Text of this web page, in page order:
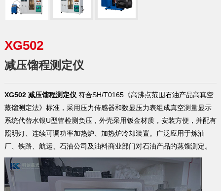
XG502
减压馏程测定仪
XG502 减压馏程测定仪符合SH/T0165《高沸点范围石油产品高真空
蒸馏测定法》标准，采用压力传感器和数显压力表组成真空测量显示
系统代替水银U型管检测负压，外壳采用钣金材质，安装方便，并配有
照明灯、连续可调功率加热炉、加热炉冷却装置。广泛应用于炼油
厂、铁路、航运、石油公司及油料商业部门对石油产品的蒸馏测定。